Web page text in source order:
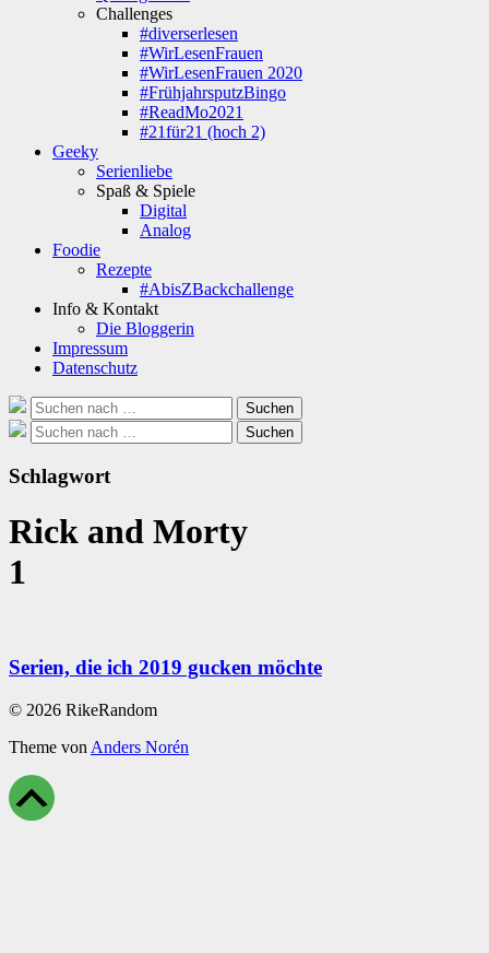
Challenges
#diverserlesen
#WirLesenFrauen
#WirLesenFrauen 2020
#FrühjahrsputzBingo
#ReadMo2021
#21für21 (hoch 2)
Geeky
Serienliebe
Spaß & Spiele
Digital
Analog
Foodie
Rezepte
#AbisZBackchallenge
Info & Kontakt
Die Bloggerin
Impressum
Datenschutz
Suche
nach:
Suchen
Suche
nach:
Suchen
Schlagwort
Rick and Morty
1
Serien, die ich 2019 gucken möchte
© 2026 RikeRandom
Theme von Anders Norén
Scroll